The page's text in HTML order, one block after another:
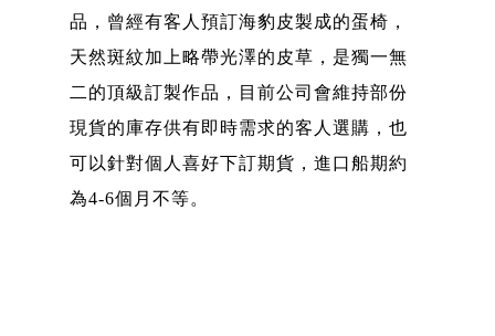
品，曾經有客人預訂海豹皮製成的蛋椅，
天然斑紋加上略帶光澤的皮草，是獨一無
二的頂級訂製作品，目前公司會維持部份
現貨的庫存供有即時需求的客人選購，也
可以針對個人喜好下訂期貨，進口船期約
為4-6個月不等。